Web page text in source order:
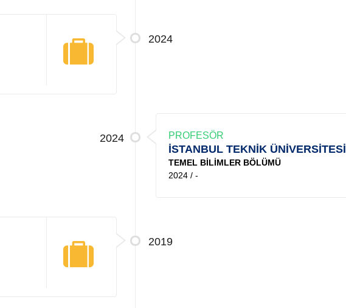
2024
2024 PROFESÖR
İSTANBUL TEKNİK ÜNİVERSİTESİ
TEMEL BİLİMLER BÖLÜMÜ
2024 / -
2019